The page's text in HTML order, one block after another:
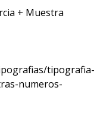
+ Muestra
tipografia-
numeros-